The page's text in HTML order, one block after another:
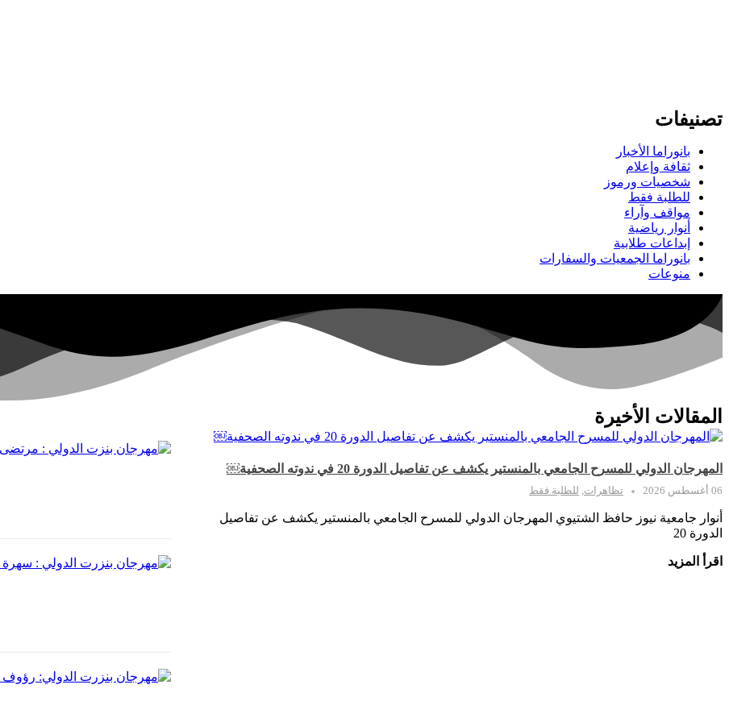
تصنيفات
بانوراما الأخبار
ثقافة وإعلام
شخصيات ورموز
للطلبة فقط
مواقف وآراء
أنوار رياضية
إبداعات طلابية
بانوراما الجمعيات والسفارات
منوعات
المقالات الأخيرة
المهرجان الدولي للمسرح الجامعي بالمنستير يكشف عن تفاصيل الدورة 20 في ندوته الصحفية￼
06 أغسطس 2026 تظاهرات, للطلبة فقط
أنوار جامعية نيوز حافظ الشتيوي المهرجان الدولي للمسرح الجامعي بالمنستير يكشف عن تفاصيل
الدورة 20
اقرأ المزيد